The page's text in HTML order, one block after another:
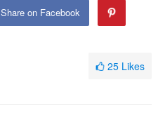
Share on Facebook
25 Likes